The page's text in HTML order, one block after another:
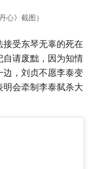
心》截图）
受东琴无辜的死在
请废黜，因为知情
，刘贞不愿李泰变
会牵制李泰弑杀大